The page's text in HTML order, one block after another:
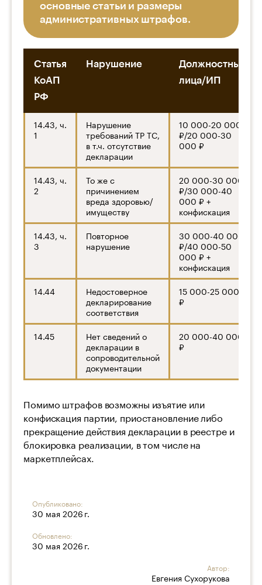
основные статьи и размеры
административных штрафов.
Статья
КоАП
РФ
Нарушение
Должностные
лица/ИП
14.43, ч.
1
Нарушение
требований ТР ТС,
в т.ч. отсутствие
декларации
10 000-20 000
₽/20 000-30
000 ₽
14.43, ч.
2
То же с
причинением
вреда здоровью/
имуществу
20 000-30 000
₽/30 000-40
000 ₽ +
конфискация
14.43, ч.
3
Повторное
нарушение
30 000-40 000
₽/40 000-50
000 ₽ +
конфискация
14.44
Недостоверное
декларирование
соответствия
15 000-25 000
₽
14.45
Нет сведений о
декларации в
сопроводительной
документации
20 000-40 000
₽
Помимо штрафов возможны изъятие или
конфискация партии, приостановление либо
прекращение действия декларации в реестре и
блокировка реализации, в том числе на
маркетплейсах.
Опубликовано:
30 мая 2026 г.
Обновлено:
30 мая 2026 г.
Автор:
Евгения Сухорукова